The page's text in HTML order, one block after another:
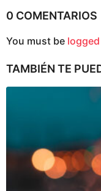
0 COMENTARIOS
You must be
TAMBIÉN TE